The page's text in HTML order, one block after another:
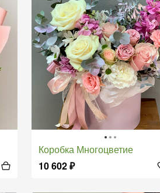
коробка Многоцветие
10 602₽